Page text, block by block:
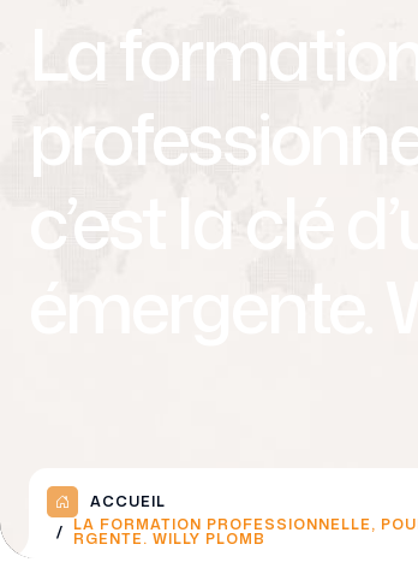
La
c’est la clé
émergente.
ACCUEIL
LA FORMATION PROFESSIONNELLE,
RGENTE. WILLY PLOMB